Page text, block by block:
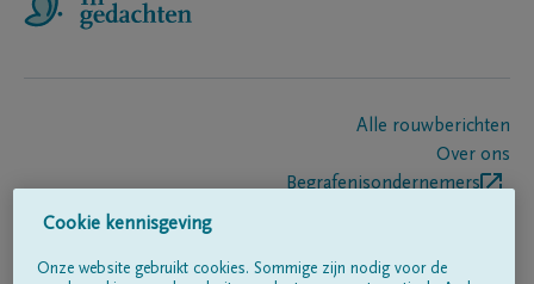
Alle rouwberichten
Over ons
Begrafenisondernemers
Cookie kennisgeving
Onze website gebruikt cookies. Sommige zijn nodig voor de